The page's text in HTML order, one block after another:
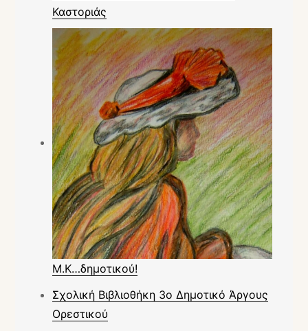
Καστοριάς
Μ.Κ…δημοτικού!
Σχολική Βιβλιοθήκη 3ο Δημοτικό Άργους
Ορεστικού